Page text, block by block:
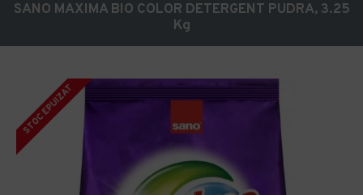
SANO MAXIMA BIO COLOR DETERGENT PUDRA, 3.25
Kg
STOC EPUIZAT